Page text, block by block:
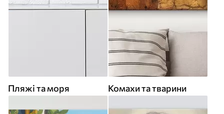
Пляжі та моря Комахи та тварини